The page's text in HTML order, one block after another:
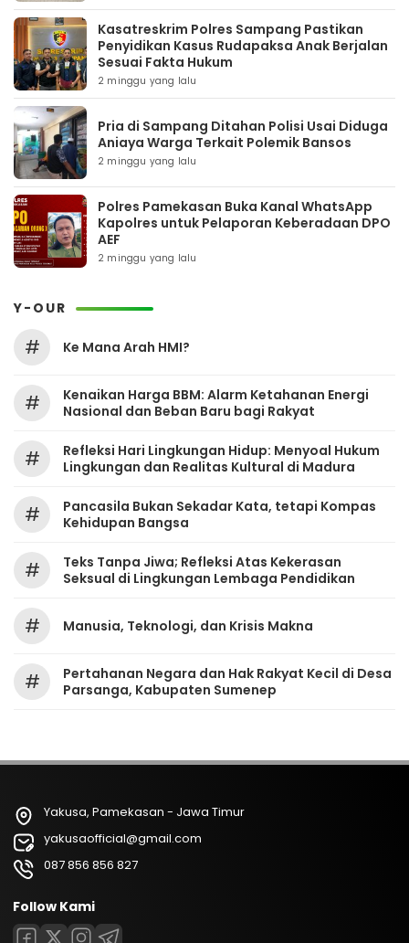
Kasatreskrim Polres Sampang Pastikan
Penyidikan Kasus Rudapaksa Anak Berjalan
Sesuai Fakta Hukum
2 minggu yang lalu
Pria di Sampang Ditahan Polisi Usai Diduga
Aniaya Warga Terkait Polemik Bansos
2 minggu yang lalu
Polres Pamekasan Buka Kanal WhatsApp
Kapolres untuk Pelaporan Keberadaan DPO
AEF
2 minggu yang lalu
Y-OUR
# Ke Mana Arah HMI?
#
Kenaikan Harga BBM: Alarm Ketahanan Energi
Nasional dan Beban Baru bagi Rakyat
#
Refleksi Hari Lingkungan Hidup: Menyoal Hukum
Lingkungan dan Realitas Kultural di Madura
#
Pancasila Bukan Sekadar Kata, tetapi Kompas
Kehidupan Bangsa
#
Teks Tanpa Jiwa; Refleksi Atas Kekerasan
Seksual di Lingkungan Lembaga Pendidikan
# Manusia, Teknologi, dan Krisis Makna
#
Pertahanan Negara dan Hak Rakyat Kecil di Desa
Parsanga, Kabupaten Sumenep
Yakusa, Pamekasan - Jawa Timur
yakusaofficial@gmail.com
087 856 856 827
Follow Kami